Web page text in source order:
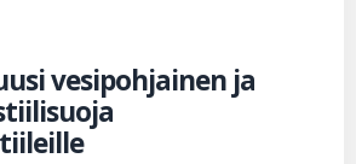
vesipohjainen ja